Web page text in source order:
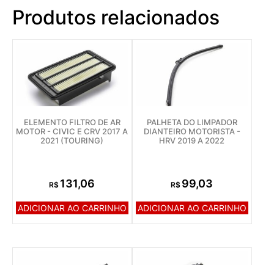
Produtos relacionados
ELEMENTO FILTRO DE AR
MOTOR - CIVIC E CRV 2017 A
2021 (TOURING)
R$ 131,06
ADICIONAR AO CARRINHO
PALHETA DO LIMPADOR
DIANTEIRO MOTORISTA -
HRV 2019 A 2022
R$ 99,03
ADICIONAR AO CARRINHO